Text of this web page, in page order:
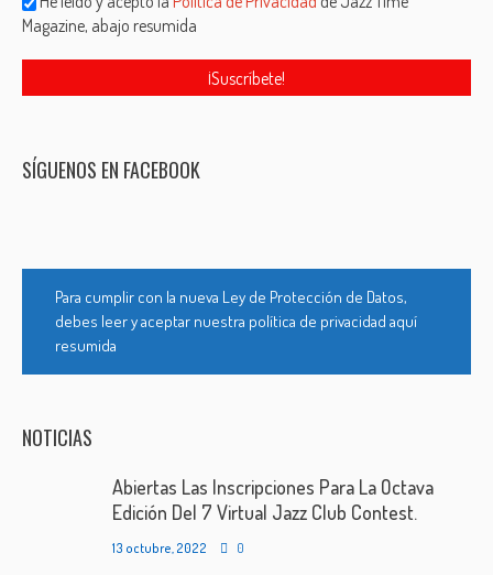
Magazine, abajo resumida
SÍGUENOS EN FACEBOOK
Para cumplir con la nueva Ley de Protección de Datos,
debes leer y aceptar nuestra política de privacidad aquí
resumida
NOTICIAS
Abiertas Las Inscripciones Para La Octava
Edición Del 7 Virtual Jazz Club Contest.
13 octubre, 2022 0